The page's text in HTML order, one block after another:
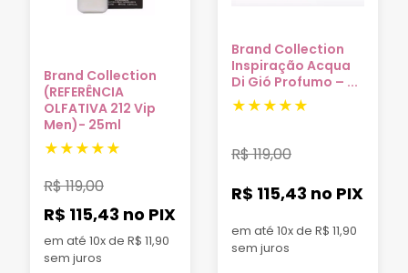
Brand Collection
(REFERÊNCIA
OLFATIVA 212 Vip
Men)- 25ml
R$119,00
R$ 115,43 no PIX
em até 10x de R$ 11,90
sem juros
Brand Collection
Inspiração Acqua
Di Gió Profumo – ...
R$119,00
R$ 115,43 no PIX
em até 10x de R$ 11,90
sem juros